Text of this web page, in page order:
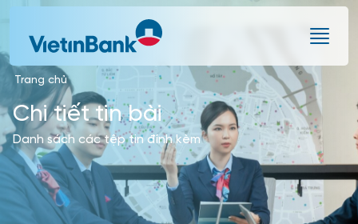
Trang chủ
Chi tiết tin bài
Danh sách các tệp tin đính kèm